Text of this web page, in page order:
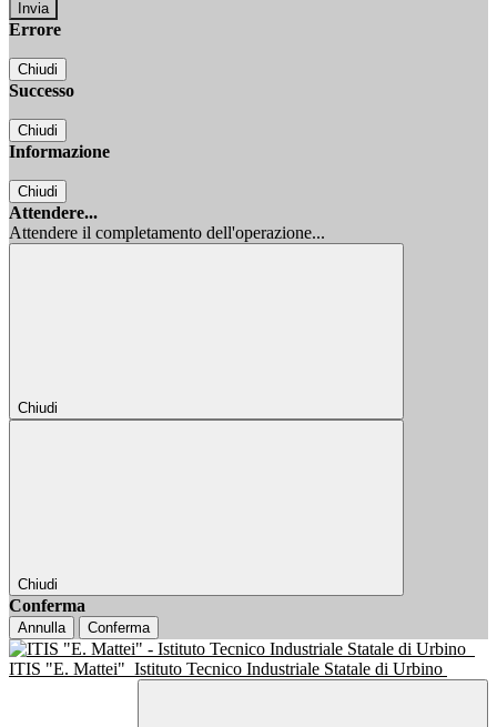
Errore
Chiudi
Successo
Chiudi
Informazione
Chiudi
Attendere...
Attendere il completamento dell'operazione...
Chiudi
Chiudi
Conferma
Annulla Conferma
ITIS "E. Mattei" Istituto Tecnico Industriale Statale di Urbino